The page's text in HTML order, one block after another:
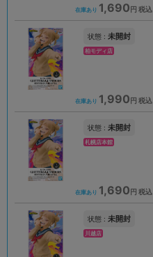
在庫あり 1,690 円 税込
状態 : 未開封
柏モディ店
在庫あり 1,990 円 税込
状態 : 未開封
札幌店本館
在庫あり 1,690 円 税込
状態 : 未開封
川越店